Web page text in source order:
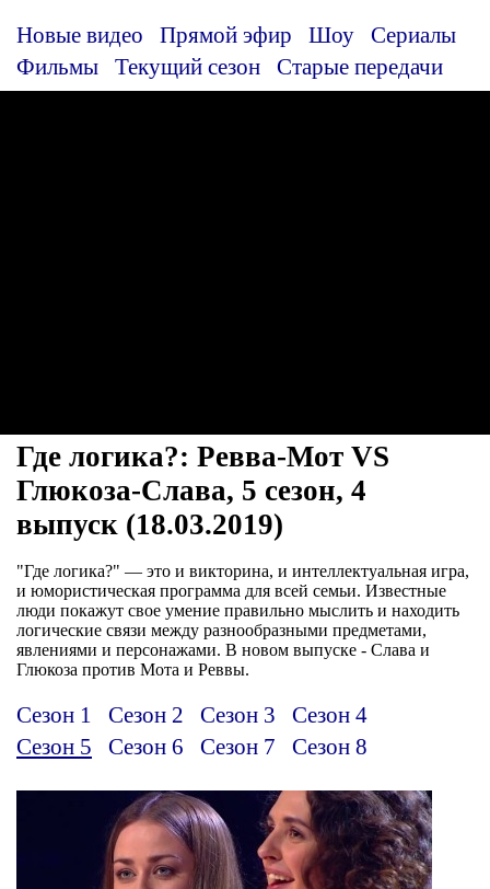
Новые видео Прямой эфир Шоу
Сериалы
Фильмы
Текущий сезон Старые передачи
Где логика?: Ревва-Мот VS
Глюкоза-Слава, 5 сезон, 4
выпуск (18.03.2019)
"Где логика?" — это и викторина, и интеллектуальная игра,
и юмористическая программа для всей семьи. Известные
люди покажут свое умение правильно мыслить и находить
логические связи между разнообразными предметами,
явлениями и персонажами. В новом выпуске - Слава и
Глюкоза против Мота и Реввы.
Сезон 1 Сезон 2 Сезон 3
Сезон 4
Сезон 5
Сезон 6 Сезон 7 Сезон 8